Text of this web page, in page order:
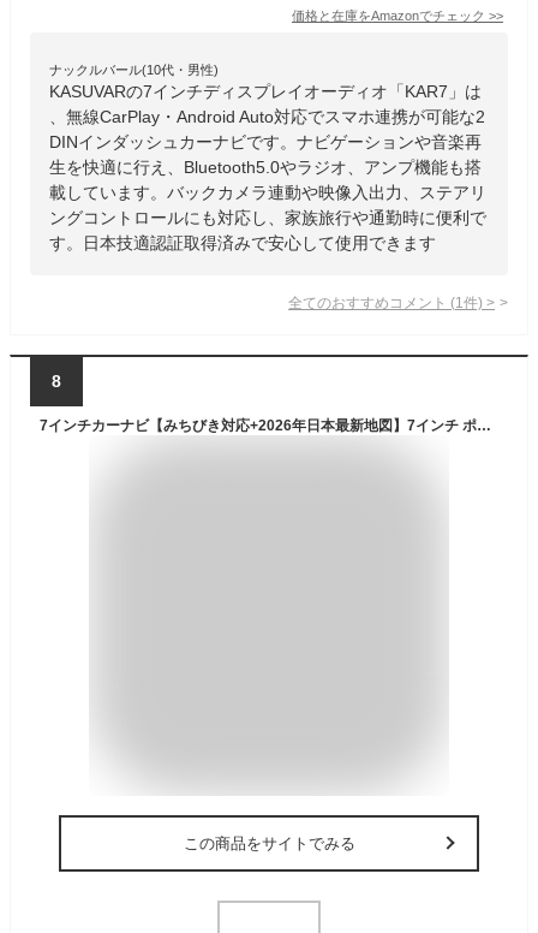
価格と在庫をAmazonでチェック >>
ナックルバール(10代・男性)
KASUVARの7インチディスプレイオーディオ「KAR7」は
、無線CarPlay・Android Auto対応でスマホ連携が可能な2
DINインダッシュカーナビです。ナビゲーションや音楽再
生を快適に行え、Bluetooth5.0やラジオ、アンプ機能も搭
載しています。バックカメラ連動や映像入出力、ステアリ
ングコントロールにも対応し、家族旅行や通勤時に便利で
す。日本技適認証取得済みで安心して使用できます
全てのおすすめコメント (1 件) >
8
7インチカーナビ【みちびき対応+2026年日本最新地図】7インチ ポータブル カーナビ+1Seg DTV+準天頂衛星QZSS+GPS高精度測位/SBAS/WAAS星基强化/8G/256M OpenStreetMap製地図/オービス警告/詳細な地図表示/安全運転アシスト/静電式タッチパネル/車用ナビ 車載GPS ゲル吸盤式車載用スタンド 12V/24V車対応 SM-ON725DQ(1seg機能搭载)
この商品をサイトでみる